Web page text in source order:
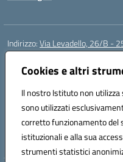
Cookies e altri
Il nostro Istituto non
sono utilizzati
corretto funzionamento del
istituzionali e alla sua
strumenti statistici
Indirizzo:Via Levadello, 26/B -
Centralino:
Posta elettronica certificata
Codice fiscale: 91011920179
Codice meccanografico:
Codice Indice delle Pubbliche
Codice unico di fatturazione